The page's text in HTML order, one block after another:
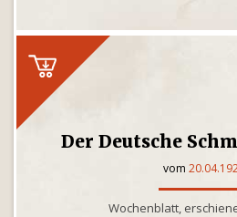
Der Deutsche
vom
Wochenblatt,